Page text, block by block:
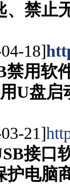
、禁止
18]
禁用软
U盘
21]
接口
护电脑